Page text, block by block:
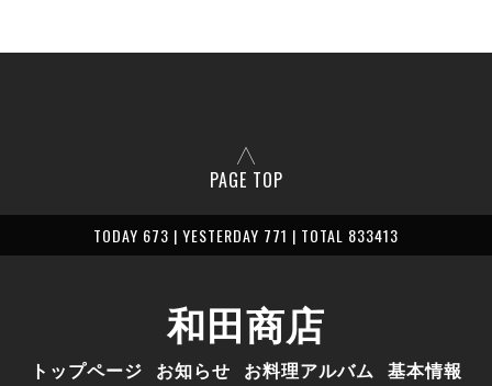
PAGE TOP
TODAY 673 | YESTERDAY 771 | TOTAL 833413
和田商店
トップページ お知らせ お料理アルバム 基本情報